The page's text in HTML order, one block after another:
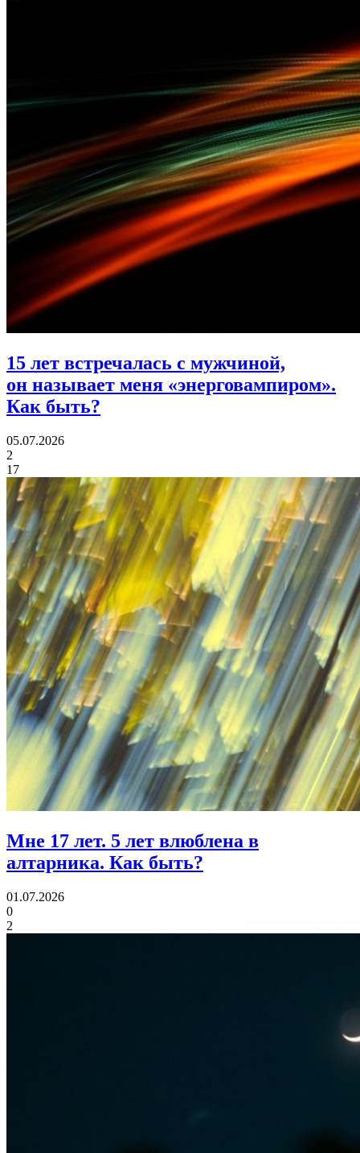
15 лет встречалась с мужчиной,
он называет меня «энерговампиром».
Как быть?
05.07.2026
2
17
Мне 17 лет. 5 лет влюблена в
алтарника. Как быть?
01.07.2026
0
2